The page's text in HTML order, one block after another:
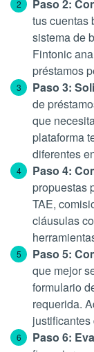
Paso 2:
tus cuentas
sistema de
Fintonic
préstamos
Paso 3:
de
que
plataforma
diferentes
Paso 4:
propuestas
TAE,
cláusulas
Paso 5:
que mejor
formulario
requerida.
Paso 6: